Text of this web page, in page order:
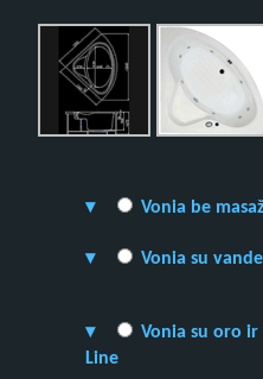
Vonia be
Vonia su
Vonia su oro ir
Line